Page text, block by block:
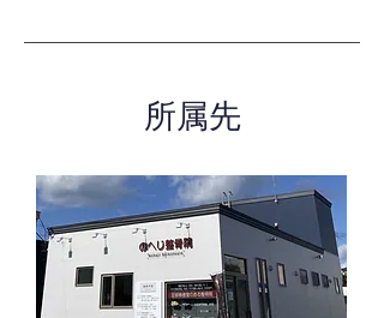
所属先